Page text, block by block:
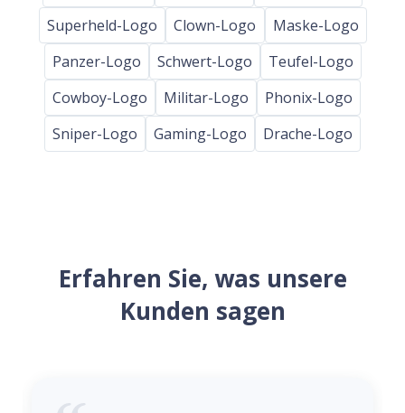
Superheld-Logo
Clown-Logo
Maske-Logo
Panzer-Logo
Schwert-Logo
Teufel-Logo
Cowboy-Logo
Militar-Logo
Phonix-Logo
Sniper-Logo
Gaming-Logo Drache-Logo
Erfahren Sie, was unsere
Kunden sagen